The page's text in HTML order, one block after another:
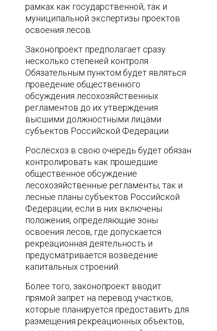
рамках как государственной, так и
муниципальной экспертизы проектов
освоения лесов.
Законопроект предполагает сразу
несколько степеней контроля.
Обязательным пунктом будет являться
проведение общественного
обсуждения лесохозяйственных
регламентов до их утверждения
высшими должностными лицами
субъектов Российской Федерации.
Рослесхоз в свою очередь будет обязан
контролировать как прошедшие
общественное обсуждение
лесохозяйственные регламенты, так и
лесные планы субъектов Российской
Федерации, если в них включены
положения, определяющие зоны
освоения лесов, где допускается
рекреационная деятельность и
предусматривается возведение
капитальных строений.
Более того, законопроект вводит
прямой запрет на перевод участков,
которые планируется предоставить для
размещения рекреационных объектов,